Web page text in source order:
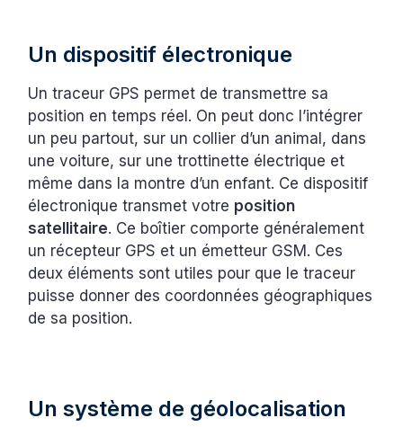
Un dispositif électronique
Un traceur GPS permet de transmettre sa
position en temps réel. On peut donc l’intégrer
un peu partout, sur un collier d’un animal, dans
une voiture, sur une trottinette électrique et
même dans la montre d’un enfant. Ce dispositif
électronique transmet votre position
satellitaire. Ce boîtier comporte généralement
un récepteur GPS et un émetteur GSM. Ces
deux éléments sont utiles pour que le traceur
puisse donner des coordonnées géographiques
de sa position.
Un système de géolocalisation